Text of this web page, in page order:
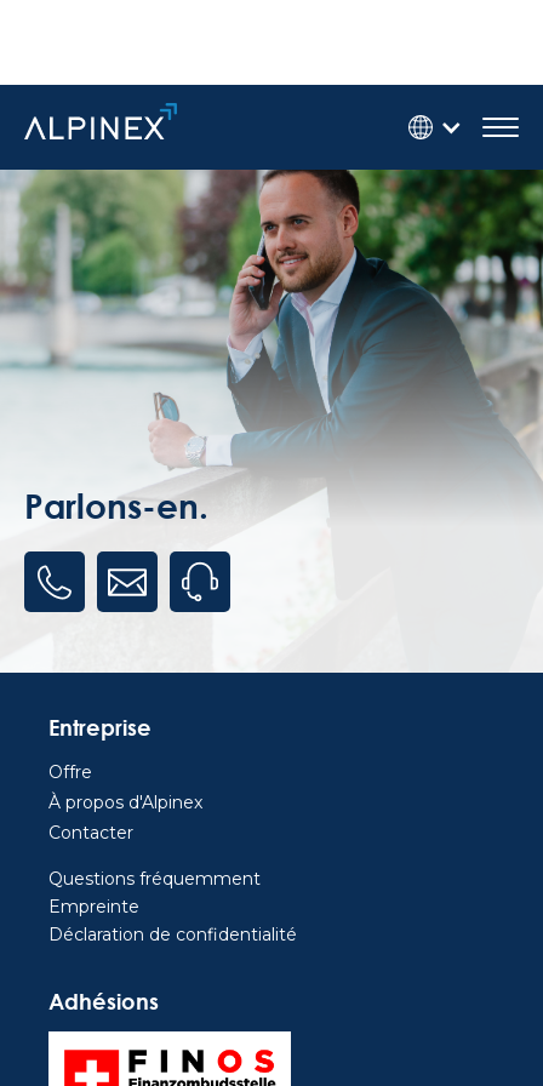
Parlons-en.
Entreprise
Offre
À propos d'Alpinex
Contacter
Questions fréquemment
Empreinte
Déclaration de confidentialité
Adhésions